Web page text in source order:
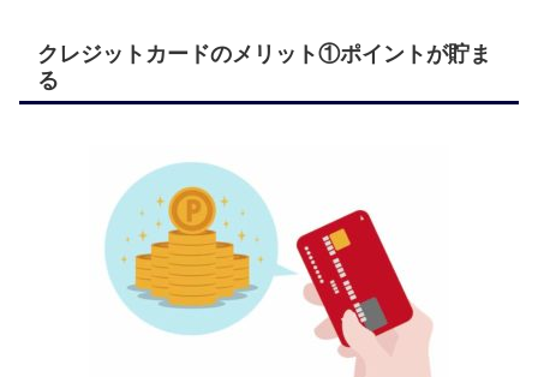
クレジットカードのメリット①ポイントが貯ま
る